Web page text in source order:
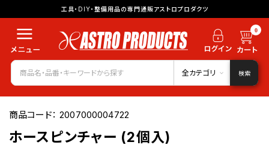
工具・DIY・整備用品の専門通販アストロプロダクツ
0
全カテゴリ 検索
商品コード：2007000004722
ホースピンチャー (2個入)